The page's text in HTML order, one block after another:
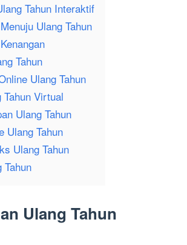
Tahun Interaktif
Ulang Tahun
Tahun
Ulang Tahun
Virtual
Ulang Tahun
Ulang Tahun
Ulang Tahun
Tahun
Ulang Tahun